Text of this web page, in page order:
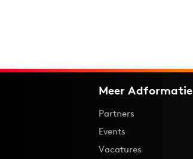
Meer Adformatie
Partners
Events
Vacatures